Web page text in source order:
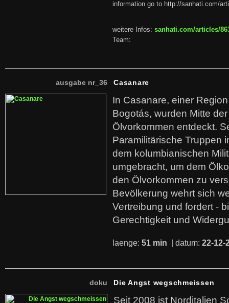
information go to http://sanhati.com/
weitere Infos: sanhati.com/articles/
Team:
ausgabe nr_36 Casanare
In Casanare, einer
Bogotás, wurden Mitte
Ölvorkommen entdeckt.
Paramilitärische Truppen
dem kolumbianischen
umgebracht, um dem
den Ölvorkommen zu
Bevölkerung wehrt sich
Vertreibung und fordert -
Gerechtigkeit und
laenge: 51 min | datum: 22-12-
doku Die Angst wegschmeissen
Seit 2008 ist Norditalien